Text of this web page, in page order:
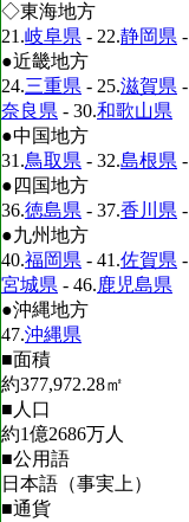
◇東海地方
21.岐阜県 - 22.静岡県
●近畿地方
24.三重県 - 25.滋賀県
奈良県 - 30.和歌山県
●中国地方
31.鳥取県 - 32.島根県
●四国地方
36.徳島県 - 37.香川県
●九州地方
40.福岡県 - 41.佐賀県
宮城県 - 46.鹿児島県
●沖縄地方
47.沖縄県
■面積
約377,972.28㎡
■人口
約1億2686万人
■公用語
日本語（事実上）
■通貨